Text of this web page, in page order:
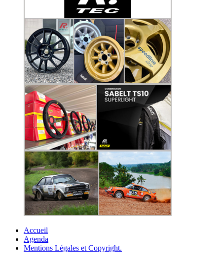
Accueil
Agenda
Mentions Légales et Copyright.